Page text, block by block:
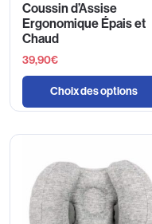
Coussin d’Assise
Ergonomique Épais et
Chaud
39,90€
Choix des options